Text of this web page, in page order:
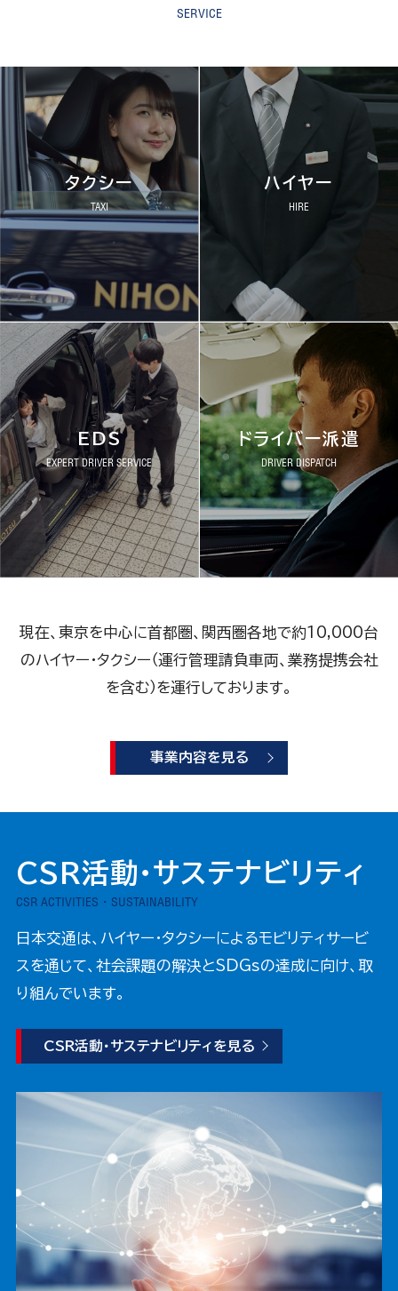
SERVICE
タクシー
TAXI
ハイヤー
HIRE
EDS
EXPERT DRIVER SERVICE
ドライバー派遣
DRIVER DISPATCH
現在、東京を中心に首都圏、関西圏各地で約10,000台
のハイヤー・タクシー（運行管理請負車両、業務提携会社
を含む）を運行しております。
事業内容を見る
CSR活動・サステナビリティ
CSR ACTIVITIES・SUSTAINABILITY
日本交通は、ハイヤー・タクシーによるモビリティサービ
スを通じて、社会課題の解決とSDGsの達成に向け、取
り組んでいます。
CSR活動・サステナビリティを見る